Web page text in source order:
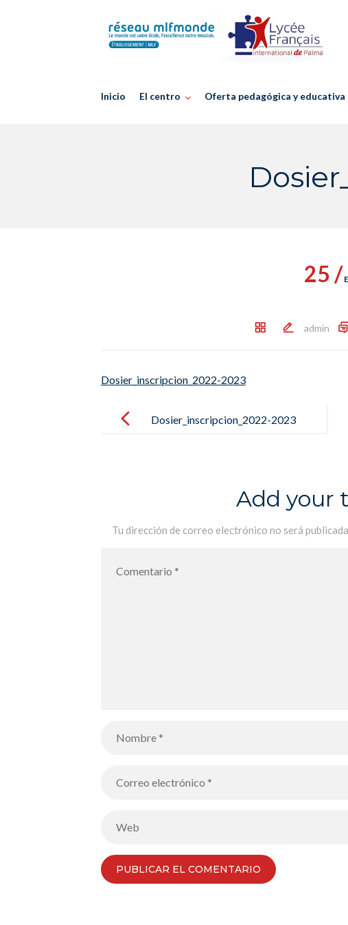
Inicio El centro Oferta pedagógica y educativa
25 /
admin
Dosier_inscripcion_2022-2023
navigation
Dosier_inscripcion_2022-2023
Add your
Tu dirección de correo electrónico no será